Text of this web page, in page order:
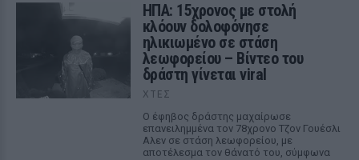
ΗΠΑ: 15χρονος με στολή
κλόουν δολοφόνησε
ηλικιωμένο σε στάση
λεωφορείου – Βίντεο του
δράστη γίνεται viral
ΧΤΕΣ
Ο έφηβος δράστης μαχαίρωσε
επανειλημμένα τον 78χρονο Τζον Γουέσλι
Αλεν σε στάση λεωφορείου, με
αποτέλεσμα τον θάνατό του, σύμφωνα